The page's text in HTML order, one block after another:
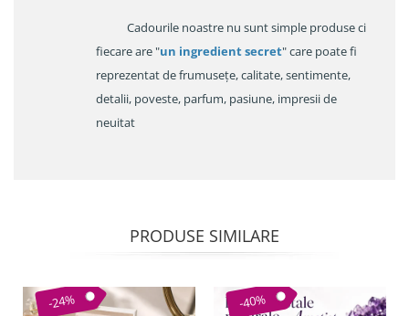
Cadourile noastre nu sunt simple produse ci
fiecare are "un ingredient secret" care poate fi
reprezentat de frumusețe, calitate, sentimente,
detalii, poveste, parfum, pasiune, impresii de
neuitat
PRODUSE SIMILARE
-24% -40%